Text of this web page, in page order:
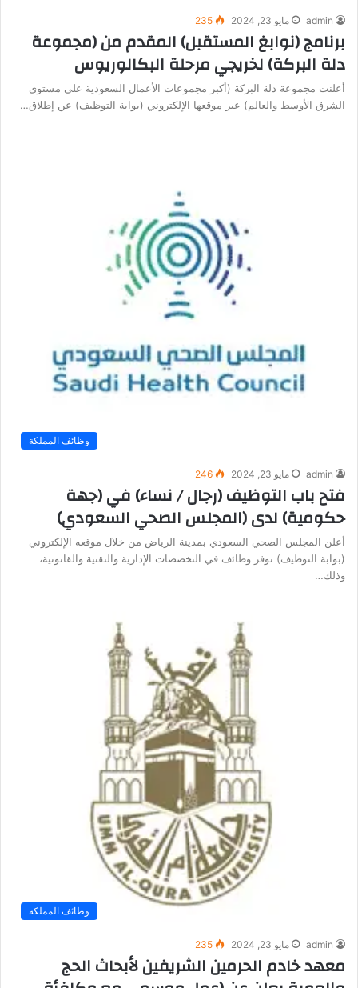
admin مايو 23, 2024 235
برنامج (نوابغ المستقبل) المقدم من (مجموعة
دلة البركة) لخريجي مرحلة البكالوريوس
أعلنت مجموعة دلة البركة (أكبر مجموعات الأعمال السعودية على مستوى
الشرق الأوسط والعالم) عبر موقعها الإلكتروني (بوابة التوظيف) عن إطلاق…
وظائف المملكة
admin مايو 23, 2024 246
فتح باب التوظيف (رجال / نساء) في (جهة
حكومية) لدى (المجلس الصحي السعودي)
أعلن المجلس الصحي السعودي بمدينة الرياض من خلال موقعه الإلكتروني
(بوابة التوظيف) توفر وظائف في التخصصات الإدارية والتقنية والقانونية،
وذلك…
وظائف المملكة
admin مايو 23, 2024 235
معهد خادم الحرمين الشريفين لأبحاث الحج